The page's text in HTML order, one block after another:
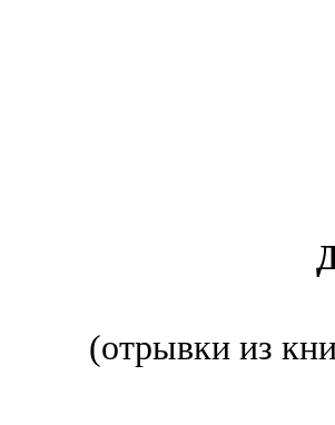
(отрывки из